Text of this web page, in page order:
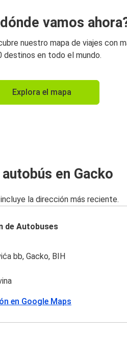
vamos
nuestro mapa de viajes con
destinos en todo el mundo.
Explora el mapa
en Gacko
la dirección más reciente.
de Autobuses
bb, Gacko, BIH
en Google Maps